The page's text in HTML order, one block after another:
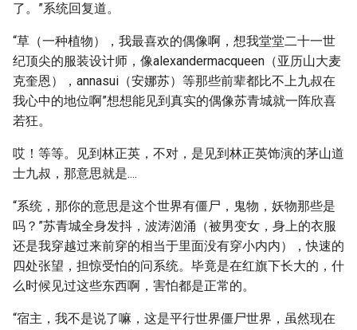
了。”系统回复道。
“草（一种植物），我最喜欢的偶像啊，想我堂堂二十一世
纪顶尖的服装设计师，像alexandermacqueen（亚历山大麦
克奎恩），annasui（安娜苏）等那些前辈都比不上九叔在
我心中的地位啊”想想能见到真实的偶像苏青城就一阵欣喜
若狂。
哎！等等。见到林正英，不对，是见到林正英饰演的茅山道
士九叔，那意思就是....
“系统，那你的意思是这个世界有僵尸，鬼物，妖物那些是
吗？”苏青城全身发抖，波涛汹涌（被男变女，身上的衣服
还是我穿越过来前穿的相当于里面没有穿小内内），快速的
四处张望，担惊受怕的问系统。毕竟是在红旗下长大的，什
么时候见过这些东西啊，害怕都是正常的。
“宿主，我不是说了嘛，这是平行世界僵尸世界，虽然现在